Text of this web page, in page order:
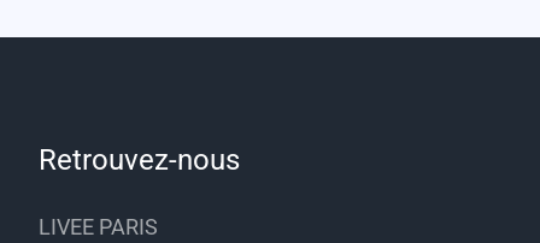
Retrouvez-nous
LIVEE PARIS